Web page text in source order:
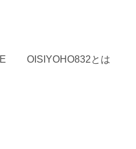
OISIYOHO832とは